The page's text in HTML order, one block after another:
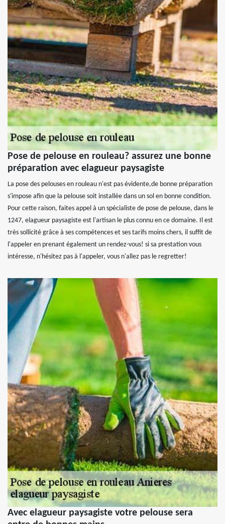
Pose de pelouse en rouleau? assurez une bonne
préparation avec elagueur paysagiste
La pose des pelouses en rouleau n'est pas évidente,de bonne préparation
s'impose afin que la pelouse soit installée dans un sol en bonne condition.
Pour cette raison, faites appel à un spécialiste de pose de pelouse, dans le
1247, elagueur paysagiste est l'artisan le plus connu en ce domaine. Il est
très sollicité grâce à ses compétences et ses tarifs moins chers, il suffit de
l'appeler en prenant également un rendez-vous! si sa prestation vous
intéresse, n'hésitez pas à l'appeler, vous n'allez pas le regretter!
Avec elagueur paysagiste votre pelouse sera